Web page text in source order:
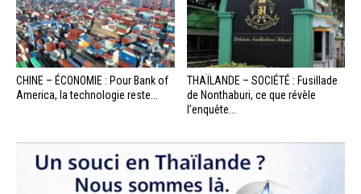
CHINE – ÉCONOMIE : Pour Bank of
America, la technologie reste...
THAÏLANDE – SOCIÉTÉ : Fusillade
de Nonthaburi, ce que révèle
l’enquête...